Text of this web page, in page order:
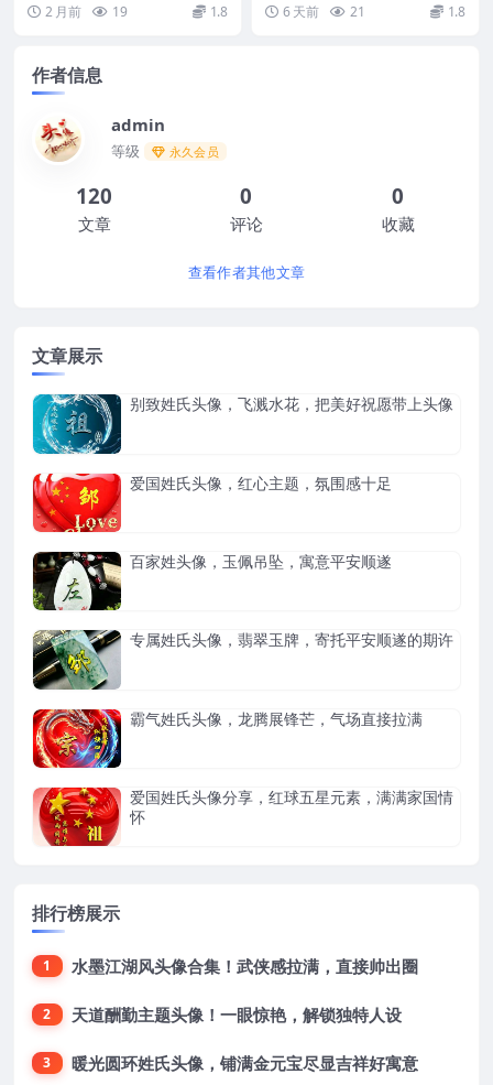
2 月前 19 1.8 6 天前 21 1.8
作者信息
admin
等级 永久会员
120
文章
0
评论
0
收藏
查看作者其他文章
文章展示
别致姓氏头像，飞溅水花，把美好祝愿带上头像
爱国姓氏头像，红心主题，氛围感十足
百家姓头像，玉佩吊坠，寓意平安顺遂
专属姓氏头像，翡翠玉牌，寄托平安顺遂的期许
霸气姓氏头像，龙腾展锋芒，气场直接拉满
爱国姓氏头像分享，红球五星元素，满满家国情
怀
排行榜展示
1 水墨江湖风头像合集！武侠感拉满，直接帅出圈
2 天道酬勤主题头像！一眼惊艳，解锁独特人设
3 暖光圆环姓氏头像，铺满金元宝尽显吉祥好寓意